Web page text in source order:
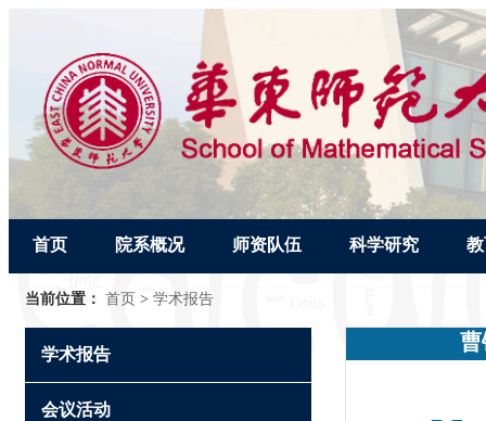
首页 院系概况 师资队伍 科学研究
当前位置： 首页 > 学术报告
学术报告
会议活动
曹